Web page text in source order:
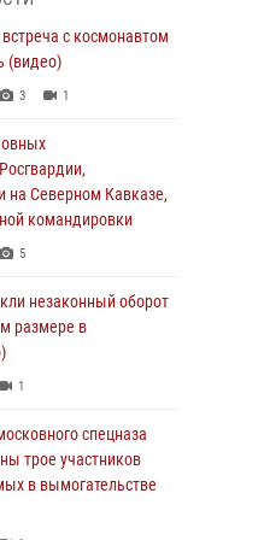
1
«Урок безопасности»
4
спецназа
подозреваемые в
миграции и
1
подготовки на
4
с космонавтом
(видео)
3 1
на Северном Кавказе,
командировки
5
незаконный оборот
размере в
1
спецназа
трое участников
в вымогательстве